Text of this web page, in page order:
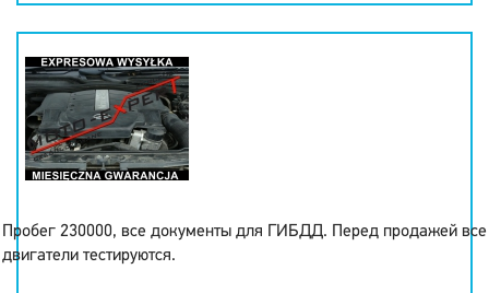
Пробег 230000, все документы для ГИБДД. Перед продажей все
двигатели тестируются.